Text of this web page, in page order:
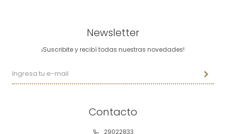
Contacto
29022833
Newsletter
¡Suscribite y recibí todas nuestras novedades!